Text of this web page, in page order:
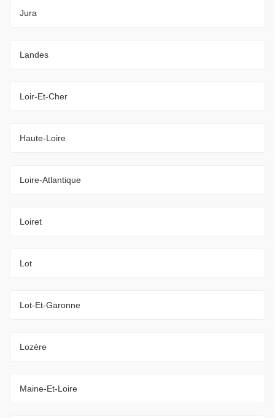
Jura
Landes
Loir-Et-Cher
Haute-Loire
Loire-Atlantique
Loiret
Lot
Lot-Et-Garonne
Lozère
Maine-Et-Loire